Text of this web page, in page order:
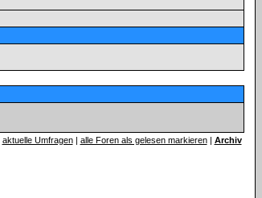
aktuelle Umfragen| alle Foren als gelesen markieren| Archiv